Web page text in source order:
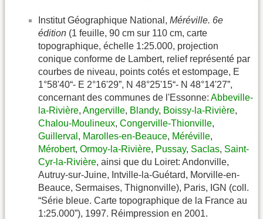
Institut Géographique National, Méréville. 6e
édition (1 feuille, 90 cm sur 110 cm, carte
topographique, échelle 1:25.000, projection
conique conforme de Lambert, relief représenté par
courbes de niveau, points cotés et estompage, E
1°58'40“- E 2°16'29”, N 48°25'15“- N 48°14'27”,
concernant des communes de l'Essonne: Abbeville-
la-Rivière, Angerville, Blandy, Boissy-la-Rivière,
Chalou-Moulineux, Congerville-Thionville,
Guillerval , Marolles-en-Beauce, Méréville,
Mérobert, Ormoy-la-Rivière, Pussay, Saclas, Saint-
Cyr-la-Rivière, ainsi que du Loiret: Andonville,
Autruy-sur-Juine, Intville-la-Guétard, Morville-en-
Beauce, Sermaises, Thignonville), Paris, IGN (coll.
“Série bleue. Carte topographique de la France au
1:25.000”), 1997. Réimpression en 2001.